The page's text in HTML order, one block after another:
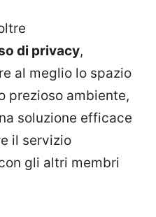
di privacy,
al meglio lo spazio
prezioso ambiente,
soluzione efficace
il servizio
gli altri membri